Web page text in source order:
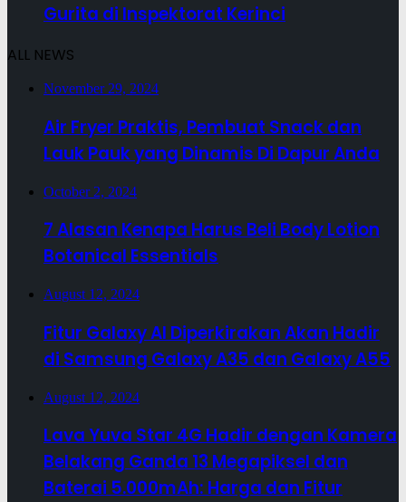
Gurita di Inspektorat Kerinci
ALL NEWS
November 29, 2024
Air Fryer Praktis, Pembuat Snack dan
Lauk Pauk yang Dinamis Di Dapur Anda
October 2, 2024
7 Alasan Kenapa Harus Beli Body Lotion
Botanical Essentials
August 12, 2024
Fitur Galaxy AI Diperkirakan Akan Hadir
di Samsung Galaxy A35 dan Galaxy A55
August 12, 2024
Lava Yuva Star 4G Hadir dengan Kamera
Belakang Ganda 13 Megapiksel dan
Baterai 5.000mAh: Harga dan Fitur